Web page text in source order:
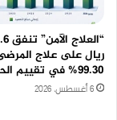
ريال على علاج
99.30% في تقييم الحوكمة
6 أغسطس، 2026